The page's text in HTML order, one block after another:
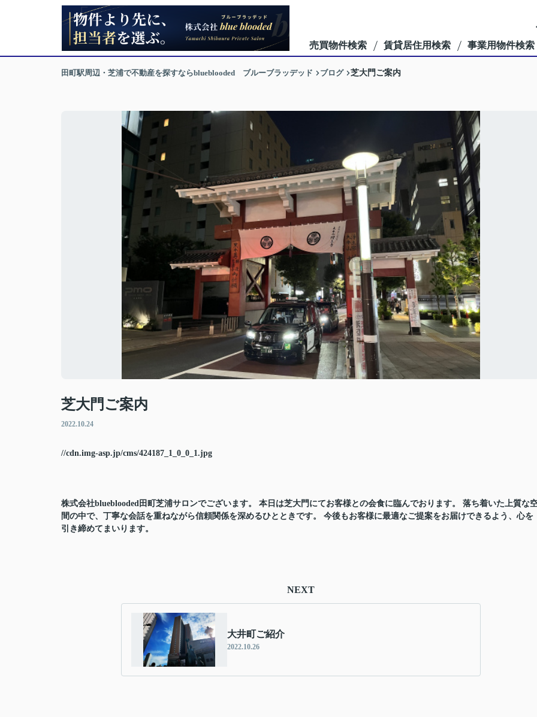
売買物件検索 賃貸居住用検索 事業用物件検索
田町駅周辺・芝浦で不動産を探すならblueblooded ブルーブラッデッド ブログ 芝大門ご案内
芝大門ご案内
2022.10.24
//cdn.img-asp.jp/cms/424187_1_0_0_1.jpg
株式会社blueblooded田町芝浦サロンでございます。 本日は芝大門にてお客様との会食に臨んでおります。 落ち着いた上質な
間の中で、丁寧な会話を重ねながら信頼関係を深めるひとときです。 今後もお客様に最適なご提案をお届けできるよう、心を
引き締めてまいります。
NEXT
大井町ご紹介
2022.10.26